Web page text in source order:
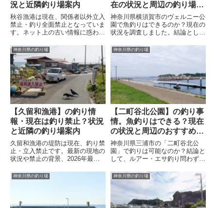
況と近隣釣り場案内
秋谷漁港は現在、関係者以外立入
禁止・釣り全面禁止となっていま
す。ネット上の古い情報に惑わさ
止の理由を解説。また、すぐ近く
で正規に釣りが楽しめる代替スポ
ット「秋谷海岸」の情報もあわせ
て紹介します。
在の状況と周辺の釣り場情
報。
神奈川県横須賀市のヴェルニー公
園で魚釣りはできるのか？現在の
状況を調査しました。結論として
す。その理由と、近くにある「海
辺つり公園」などの安全な代替釣
します。
神奈川県の釣り場
【久留和漁港】の釣り情
報・現在は釣り禁止？状況
と近隣の釣り場案内
久留和漁港の堤防は現在、釣り禁
止・立入禁止です。最新の現地の
状況や禁止の背景、2026年最新
あわせて、すぐ隣の久留和海岸
（砂浜）で釣りができるエリアや
楽しめる代替プランもご紹介しま
す。
神奈川県の釣り場
【二町谷北公園】の釣り事
情。魚釣りはできる？現在
の状況と周辺のおすすめ釣
り場情報
神奈川県三浦市の「二町谷北公
園」で釣りは可能なのか？結論と
して、ルアー・エサ釣り問わず全
立入禁止や釣り禁止の理由、周辺
の城ヶ島や船釣りなど、安全に楽
しめるおすすめの代替案を紹介し
神奈川県の釣り場 神奈川県の釣り場